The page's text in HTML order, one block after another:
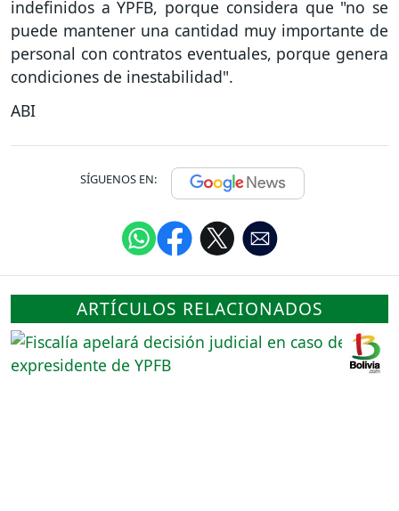
indefinidos a YPFB, porque considera que "no se
puede mantener una cantidad muy importante de
personal con contratos eventuales, porque genera
condiciones de inestabilidad".
ABI
SÍGUENOS EN:
ARTÍCULOS RELACIONADOS